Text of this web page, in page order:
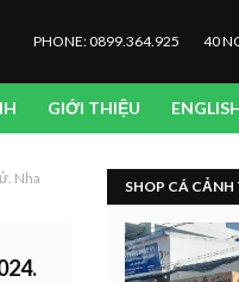
PHONE: 0899.364.925 40
GIỚI THIỆU
Nha
SHOP CÁ